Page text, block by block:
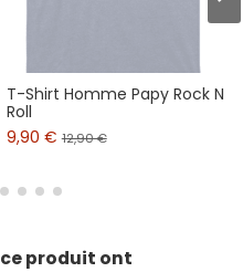
T-Shirt Homme Papy Rock N
Roll
9,90 €12,90 €
produit ont